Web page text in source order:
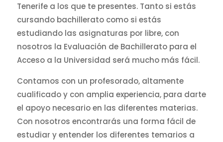
Tenerife a los que te presentes. Tanto si estás
cursando bachillerato como si estás
estudiando las asignaturas por libre, con
nosotros la Evaluación de Bachillerato para el
Acceso a la Universidad será mucho más fácil.
Contamos con un profesorado, altamente
cualificado y con amplia experiencia, para darte
el apoyo necesario en las diferentes materias.
Con nosotros encontrarás una forma fácil de
estudiar y entender los diferentes temarios a